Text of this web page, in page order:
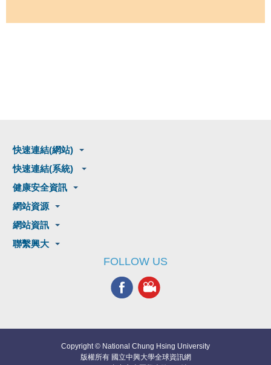
快速連結(網站)
快速連結(系統)
健康安全資訊
網站資源
網站資訊
聯繫興大
FOLLOW US
Copyright © National Chung Hsing University
版權所有 國立中興大學全球資訊網